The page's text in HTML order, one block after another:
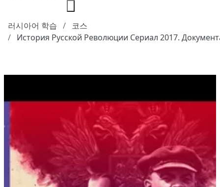
러시아어 학습
코스
История Русской Революции Сериал 2017.